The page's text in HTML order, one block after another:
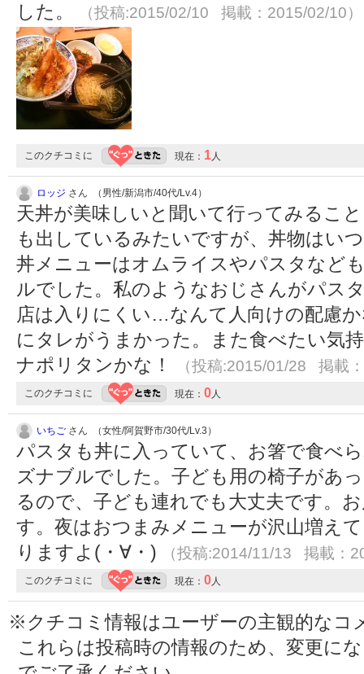
した。
（投稿:2015/02/10 掲載：2015/02/10）
このクチコミに 現在： 1人
ロッジ さん （男性/新潟市/40代/Lv.4）
天丼が美味しいと聞いて行ってみるこ
も出しているみたいですが、丼物はい
丼メニューはオムライスやパスタなど
ルでした。私のようなおじさんがパス
店は入りにくい…なんて人向けの配慮
にタレがうまかった。また食べたい気
ナポリタンかな！
（投稿:2015/01/28 掲載
このクチコミに 現在： 0人
いちご さん （女性/阿賀野市/30代/Lv.3）
パスタも丼に入っていて、お箸で食べ
ズナブルでした。子ども用の椅子があ
るので、子ども連れでも大丈夫です。
す。夜はおつまみメニューが沢山増え
りますよ(・∀・)
（投稿:2014/11/13 掲載：
このクチコミに 現在： 0人
※クチコミ情報はユーザーの主観的なコ
これらは投稿時の情報のため、変更に